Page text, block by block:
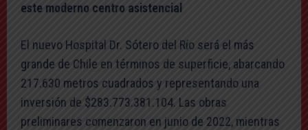
este moderno centro asistencial
El nuevo Hospital Dr. Sótero del Río será el más
grande de Chile en términos de superficie, abarcando
217.630 metros cuadrados y representando una
inversión de $283.773.381.104. Las obras
preliminares comenzaron en junio de 2022, mientras